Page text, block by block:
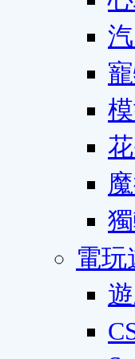
電玩